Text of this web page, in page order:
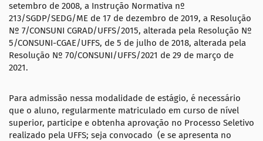
setembro de 2008, a Instrução Normativa nº
213/SGDP/SEDG/ME de 17 de dezembro de 2019, a Resolução
Nº 7/CONSUNI CGRAD/UFFS/2015, alterada pela Resolução Nº
5/CONSUNI-CGAE/UFFS, de 5 de julho de 2018, alterada pela
Resolução Nº 70/CONSUNI/UFFS/2021 de 29 de março de
2021.
Para admissão nessa modalidade de estágio, é necessário
que o aluno, regularmente matriculado em curso de nível
superior, participe e obtenha aprovação no Processo Seletivo
realizado pela UFFS; seja convocado (e se apresenta no